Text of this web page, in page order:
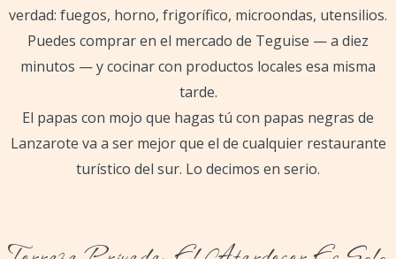
verdad: fuegos, horno, frigorífico, microondas, utensilios.
Puedes comprar en el mercado de Teguise — a diez
minutos — y cocinar con productos locales esa misma
tarde.
El papas con mojo que hagas tú con papas negras de
Lanzarote va a ser mejor que el de cualquier restaurante
turístico del sur. Lo decimos en serio.